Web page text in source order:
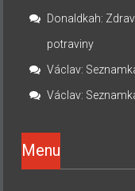
Donaldkah:
potraviny
Václav:
Václav:
Menu